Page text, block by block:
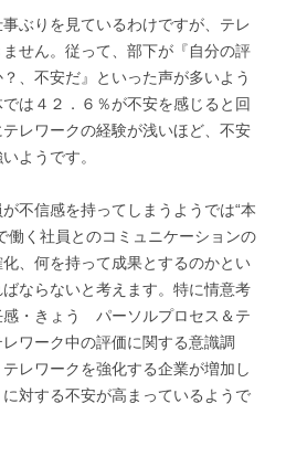
ぶりを見ているわけですが、テレ
せん。従って、部下が『自分の評
、不安だ』といった声が多いよう
は４２．６％が不安を感じると回
レワークの経験が浅いほど、不安
ようです。
不信感を持ってしまうようでは“本
働く社員とのコミュニケーションの
、何を持って成果とするのかとい
ならないと考えます。特に情意考
感・きょう パーソルプロセス＆テ
ワーク中の評価に関する意識調
レワークを強化する企業が増加し
対する不安が高まっているようで